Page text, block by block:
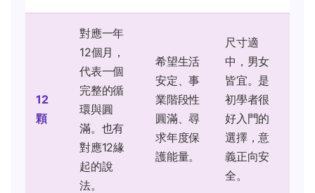
12
顆
對應一年
12個月，
代表一個
完整的循
環與圓
滿。也有
對應12緣
起的說
法。
希望生活
安定、事
業階段性
圓滿、尋
求年度保
護能量。
尺寸適
中，男女
皆宜。是
初學者很
好入門的
選擇，意
義正向安
全。